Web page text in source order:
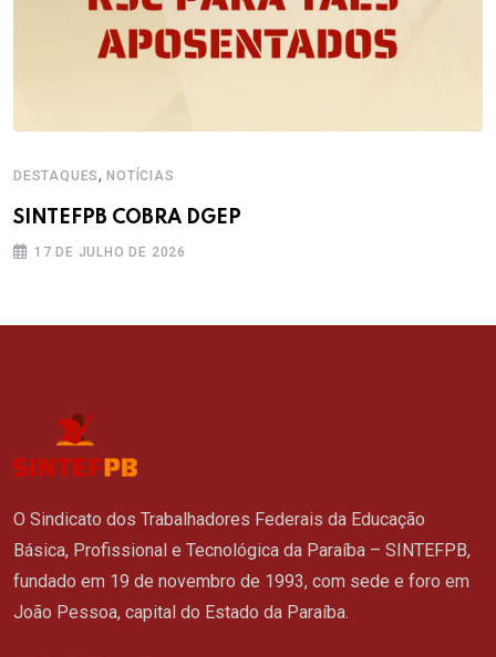
DESTAQUES,NOTÍCIAS
SINTEFPB COBRA DGEP
17 DE JULHO DE 2026
O Sindicato dos Trabalhadores Federais da Educação
Básica, Profissional e Tecnológica da Paraíba – SINTEFPB,
fundado em 19 de novembro de 1993, com sede e foro em
João Pessoa, capital do Estado da Paraíba.